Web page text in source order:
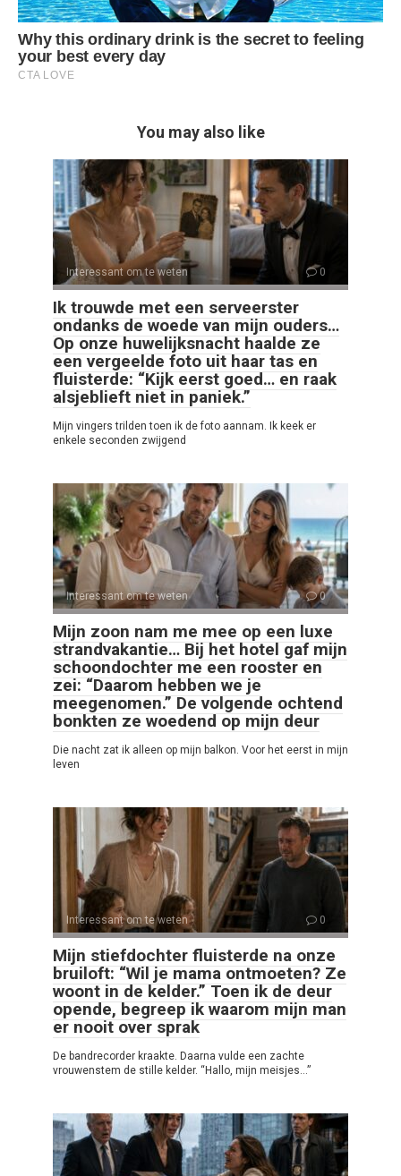
You may also like
Interessant om te weten 0
Ik trouwde met een serveerster
ondanks de woede van mijn ouders…
Op onze huwelijksnacht haalde ze
een vergeelde foto uit haar tas en
fluisterde: “Kijk eerst goed… en raak
alsjeblieft niet in paniek.”
Mijn vingers trilden toen ik de foto aannam. Ik keek er
enkele seconden zwijgend
Interessant om te weten 0
Mijn zoon nam me mee op een luxe
strandvakantie… Bij het hotel gaf mijn
schoondochter me een rooster en
zei: “Daarom hebben we je
meegenomen.” De volgende ochtend
bonkten ze woedend op mijn deur
Die nacht zat ik alleen op mijn balkon. Voor het eerst in mijn
leven
Interessant om te weten 0
Mijn stiefdochter fluisterde na onze
bruiloft: “Wil je mama ontmoeten? Ze
woont in de kelder.” Toen ik de deur
opende, begreep ik waarom mijn man
er nooit over sprak
De bandrecorder kraakte. Daarna vulde een zachte
vrouwenstem de stille kelder. “Hallo, mijn meisjes…”